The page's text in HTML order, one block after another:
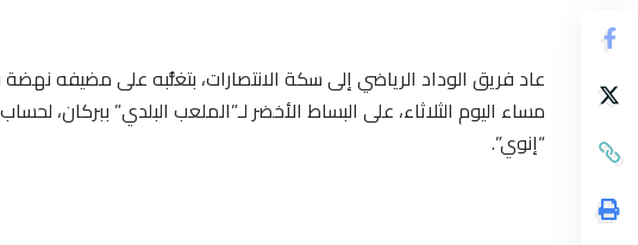
عاد فريق الوداد الرياضي إلى سكة الانتصارات، بتغلُّبه على مضيفه نهضة
“إنوي”.